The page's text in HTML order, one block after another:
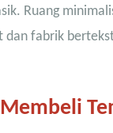
Ruang
dan fabrik